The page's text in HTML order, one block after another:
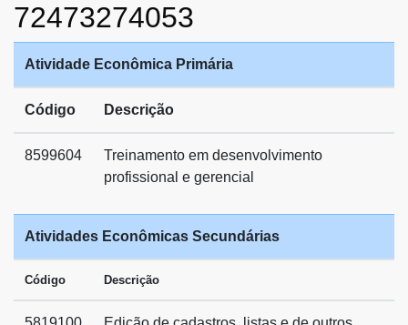
72473274053
Atividade Econômica Primária
Código Descrição
8599604
Treinamento em desenvolvimento
profissional e gerencial
Atividades Econômicas Secundárias
Código Descrição